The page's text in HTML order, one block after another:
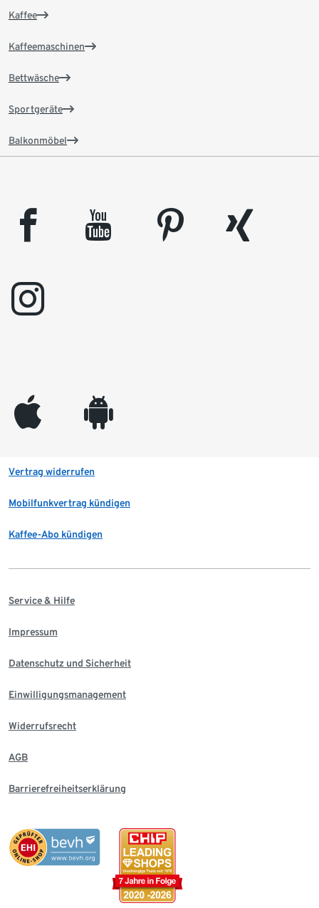
Kaffee
Kaffeemaschinen
Bettwäsche
Sportgeräte
Balkonmöbel
facebook youtube pinterest
xing
instagram
appleinc android
Vertrag widerrufen
Mobilfunkvertrag kündigen
Kaffee-Abo kündigen
Service & Hilfe
Impressum
Datenschutz und Sicherheit
Einwilligungsmanagement
Widerrufsrecht
AGB
Barrierefreiheitserklärung